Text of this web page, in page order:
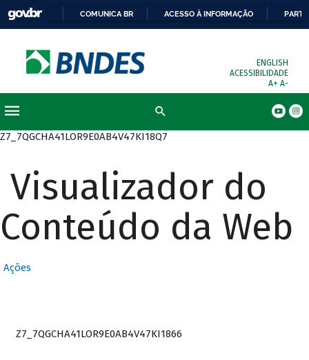
COMUNICA BR ACESSO À INFORMAÇÃO
ENGLISH
ACESSIBILIDADE
A+ A-
Z7_7QGCHA41LOR9E0AB4V47KI18Q7
Visualizador do
Conteúdo da Web
Ações
Z7_7QGCHA41LOR9E0AB4V47KI1866